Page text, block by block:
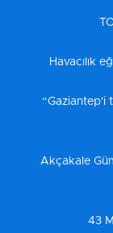
Havacılık
“Gaziantep'i
Akçakale
43